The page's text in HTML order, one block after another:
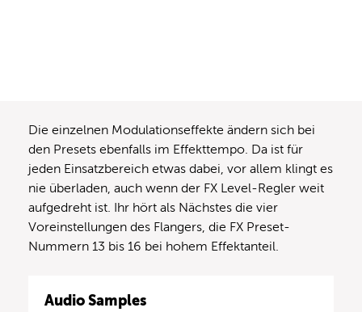
Die einzelnen Modulationseffekte ändern sich bei
den Presets ebenfalls im Effekttempo. Da ist für
jeden Einsatzbereich etwas dabei, vor allem klingt es
nie überladen, auch wenn der FX Level-Regler weit
aufgedreht ist. Ihr hört als Nächstes die vier
Voreinstellungen des Flangers, die FX Preset-
Nummern 13 bis 16 bei hohem Effektanteil.
Audio Samples